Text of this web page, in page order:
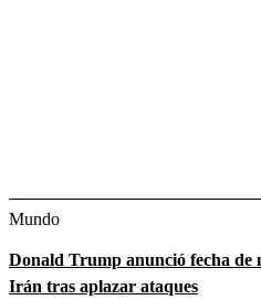
Mundo
Donald Trump anunció fecha de
Irán tras aplazar ataques